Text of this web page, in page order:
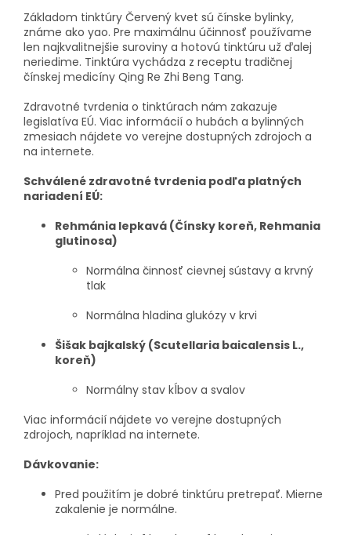
Základom tinktúry Červený kvet sú čínske bylinky,
známe ako yao. Pre maximálnu účinnosť používame
len najkvalitnejšie suroviny a hotovú tinktúru už ďalej
neriedime. Tinktúra vychádza z receptu tradičnej
čínskej medicíny Qing Re Zhi Beng Tang.
Zdravotné tvrdenia o tinktúrach nám zakazuje
legislatíva EÚ. Viac informácií o hubách a bylinných
zmesiach nájdete vo verejne dostupných zdrojoch a
na internete.
Schválené zdravotné tvrdenia podľa platných
nariadení EÚ:
Rehmánia lepkavá (Čínsky koreň, Rehmania
glutinosa)
Normálna činnosť cievnej sústavy a krvný
tlak
Normálna hladina glukózy v krvi
Šišak bajkalský (Scutellaria baicalensis L.,
koreň)
Normálny stav kĺbov a svalov
Viac informácií nájdete vo verejne dostupných
zdrojoch, napríklad na internete.
Dávkovanie:
Pred použitím je dobré tinktúru pretrepať. Mierne
zakalenie je normálne.